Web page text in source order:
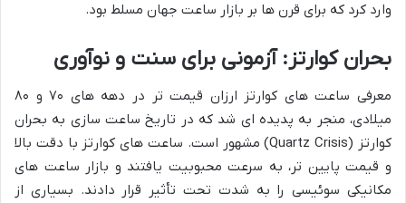
وارد کرد که برای قرن ها بر بازار ساعت جهان مسلط بود.
بحران کوارتز: آزمونی برای سنت و نوآوری
معرفی ساعت های کوارتز ارزان قیمت تر در دهه های ۷۰ و ۸۰
میلادی، منجر به پدیده ای شد که در تاریخ ساعت سازی به بحران
کوارتز (Quartz Crisis) مشهور است. ساعت های کوارتز با دقت بالا
و قیمت پایین تر، به سرعت محبوبیت یافتند و بازار ساعت های
مکانیکی سوئیسی را به شدت تحت تأثیر قرار دادند. بسیاری از